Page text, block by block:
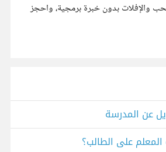
والإفلات بدون خبرة برمجية، واحجز
عن المدرسة
على الطالب؟